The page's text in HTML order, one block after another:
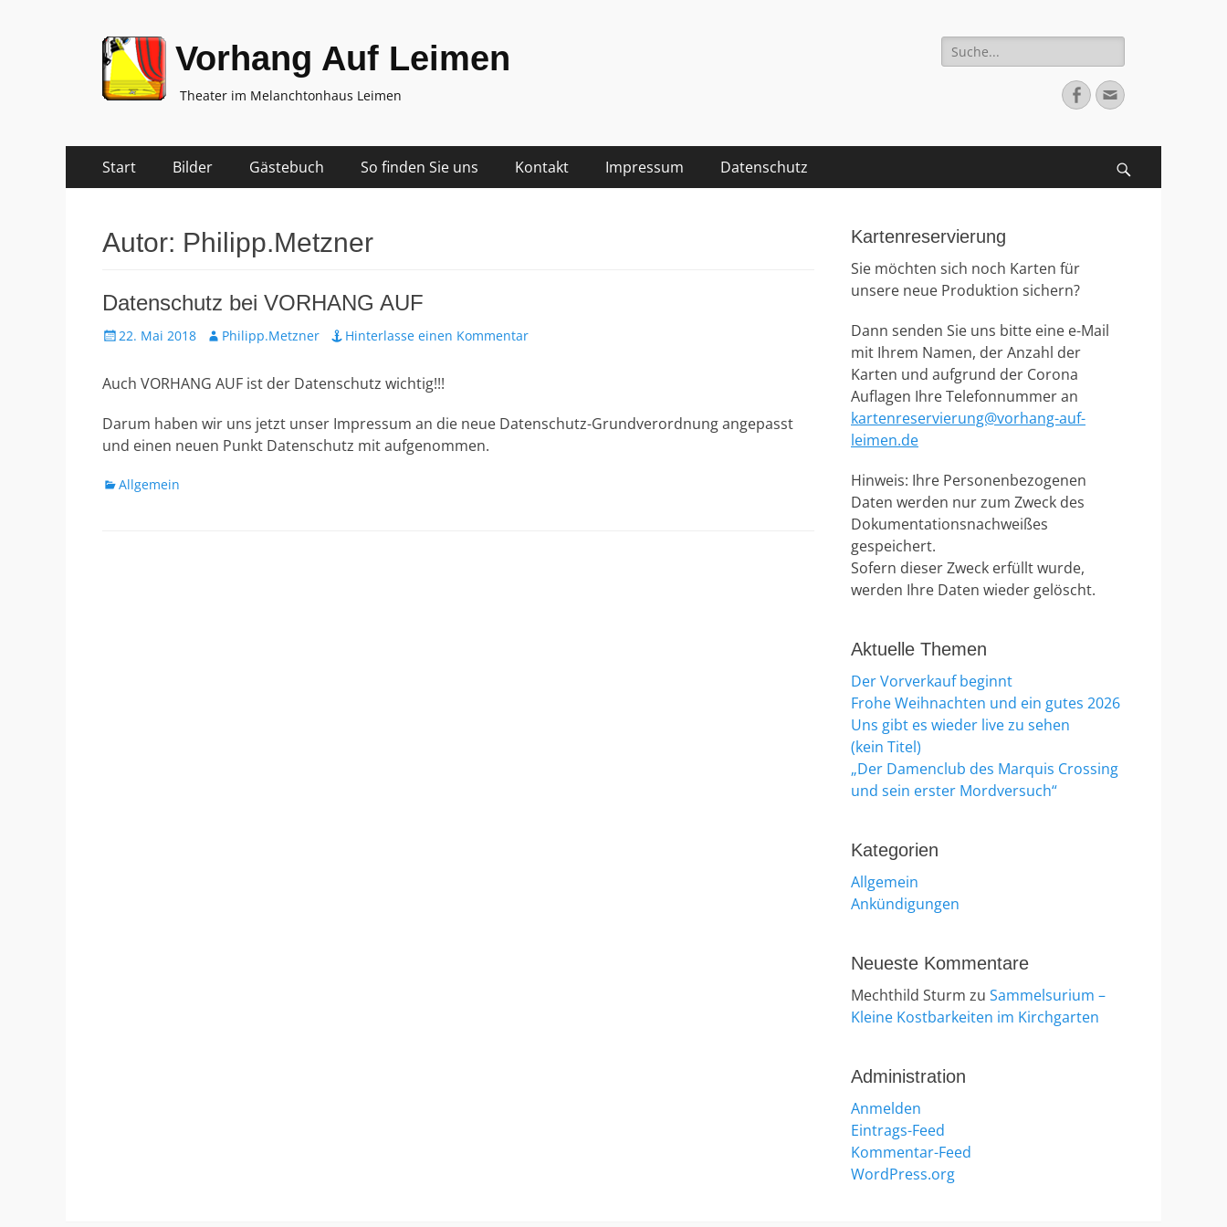
Vorhang Auf Leimen
Theater im Melanchtonhaus Leimen
Suche
nach:
Facebook
E-
Mail
Primäres
Menü
Inhalt
Start Bilder Gästebuch So finden Sie uns Kontakt Impressum Datenschutz
Autor: Philipp.Metzner
Datenschutz bei VORHANG AUF
Veröffentlicht
22. Mai 2018 AutorPhilipp.Metzner Hinterlasse einen Kommentar
Auch VORHANG AUF ist der Datenschutz wichtig!!!
Darum haben wir uns jetzt unser Impressum an die neue Datenschutz-Grundverordnung angepasst
und einen neuen Punkt Datenschutz mit aufgenommen.
Kategorien
Allgemein
Kartenreservierung
Sie möchten sich noch Karten für
unsere neue Produktion sichern?
Dann senden Sie uns bitte eine e-Mail
mit Ihrem Namen, der Anzahl der
Karten und aufgrund der Corona
Auflagen Ihre Telefonnummer an
kartenreservierung@vorhang-auf-
leimen.de
Hinweis: Ihre Personenbezogenen
Daten werden nur zum Zweck des
Dokumentationsnachweißes
gespeichert.
Sofern dieser Zweck erfüllt wurde,
werden Ihre Daten wieder gelöscht.
Aktuelle Themen
Der Vorverkauf beginnt
Frohe Weihnachten und ein gutes 2026
Uns gibt es wieder live zu sehen
(kein Titel)
„Der Damenclub des Marquis Crossing
und sein erster Mordversuch“
Kategorien
Allgemein
Ankündigungen
Neueste Kommentare
Mechthild Sturm zu Sammelsurium –
Kleine Kostbarkeiten im Kirchgarten
Administration
Anmelden
Eintrags-Feed
Kommentar-Feed
WordPress.org